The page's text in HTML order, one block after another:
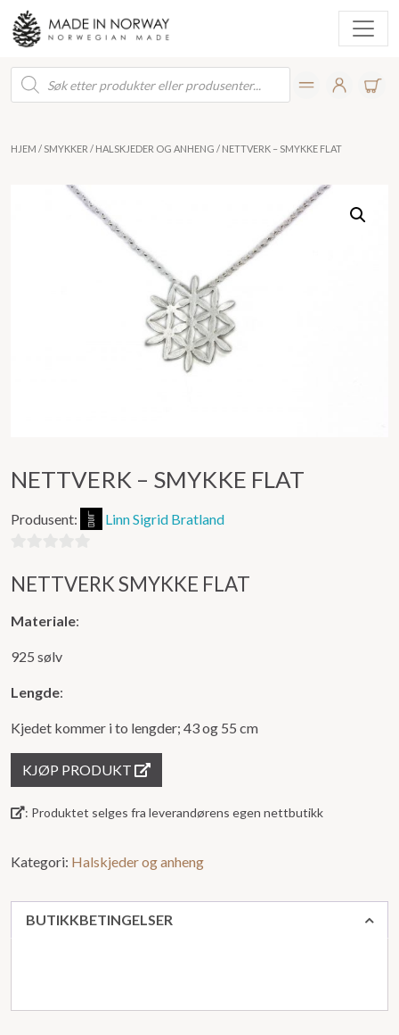
Products
search
HJEM / SMYKKER / HALSKJEDER OG ANHENG / NETTVERK – SMYKKE FLAT
NETTVERK – SMYKKE FLAT
Produsent: Linn Sigrid Bratland
ut
5
NETTVERK SMYKKE FLAT
Materiale:
925 sølv
Lengde:
Kjedet kommer i to lengder; 43 og 55 cm
KJØP PRODUKT
: Produktet selges fra leverandørens egen nettbutikk
Kategori: Halskjeder og anheng
BUTIKKBETINGELSER